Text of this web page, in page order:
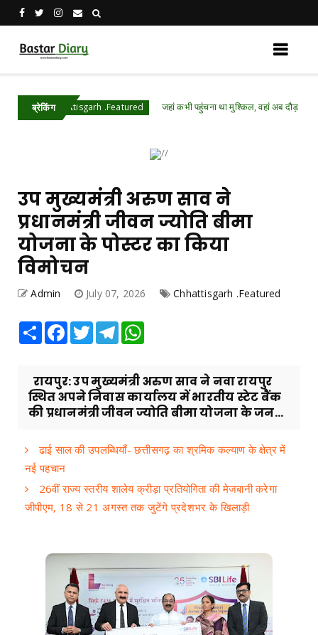
ब्रेकिंग
Chhattisgarh .Featured जहां कभी पहुंचना था मुश्किल, वहां अब दौड़ रही विकास की
उप मुख्यमंत्री अरुण साव ने
प्रधानमंत्री जीवन ज्योति बीमा
योजना के पोस्टर का किया
विमोचन
Admin July 07, 2026 Chhattisgarh .Featured
Share Facebook
TwitterTelegram
रायपुर: उप मुख्यमंत्री अरुण साव ने नवा रायपुर
स्थित अपने निवास कार्यालय में भारतीय स्टेट बैंक
की प्रधानमंत्री जीवन ज्योति बीमा योजना के जन...
ढाई साल की उपलब्धियाँ- छत्तीसगढ़ का श्रमिक कल्याण के क्षेत्र में
नई पहचान
26वीं राज्य स्तरीय शालेय क्रीड़ा प्रतियोगिता की मेजबानी करेगा
जीपीएम, 18 से 21 अगस्त तक जुटेंगे प्रदेशभर के खिलाड़ी